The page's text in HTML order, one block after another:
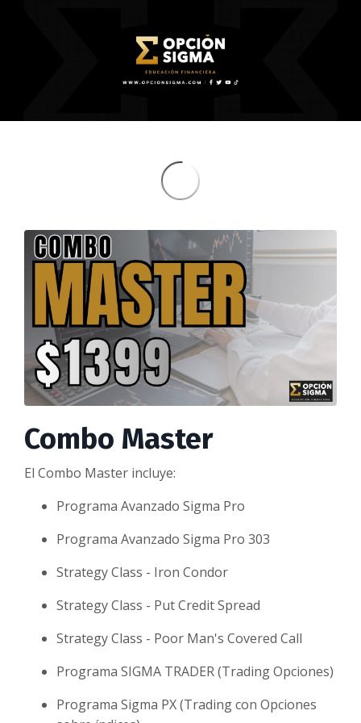
Combo Master
El Combo Master incluye:
Programa Avanzado Sigma Pro
Programa Avanzado Sigma Pro 303
Strategy Class - Iron Condor
Strategy Class - Put Credit Spread
Strategy Class - Poor Man's Covered Call
Programa SIGMA TRADER (Trading Opciones)
Programa Sigma PX (Trading con Opciones